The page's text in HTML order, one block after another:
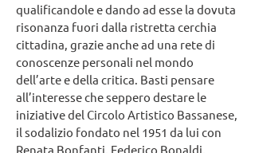
qualificandole e dando ad esse la dovuta
risonanza fuori dalla ristretta cerchia
cittadina, grazie anche ad una rete di
conoscenze personali nel mondo
dell’arte e della critica. Basti pensare
all’interesse che seppero destare le
iniziative del Circolo Artistico Bassanese,
il sodalizio fondato nel 1951 da lui con
Renata Bonfanti, Federico Bonaldi,